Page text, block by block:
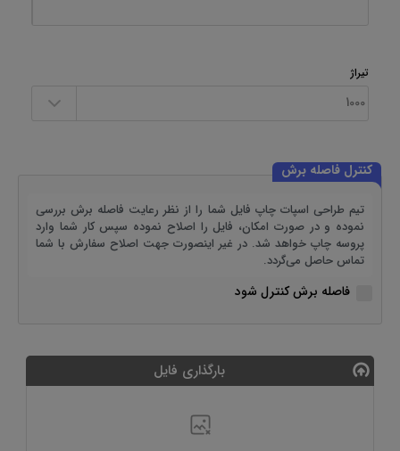
تیراژ
کنترل فاصله برش
تیم طراحی اسپات چاپ فایل شما را از نظر رعایت فاصله برش بررسی
نموده و در صورت امکان، فایل را اصلاح نموده سپس کار شما وارد
پروسه چاپ خواهد شد. در غیر اینصورت جهت اصلاح سفارش با شما
تماس حاصل می‌گردد.
فاصله برش کنترل شود
بارگذاری فایل